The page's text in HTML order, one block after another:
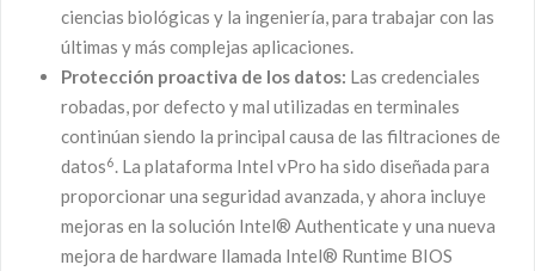
ciencias biológicas y la ingeniería, para trabajar con las
últimas y más complejas aplicaciones.
Protección proactiva de los datos: Las credenciales
robadas, por defecto y mal utilizadas en terminales
continúan siendo la principal causa de las filtraciones de
datos6. La plataforma Intel vPro ha sido diseñada para
proporcionar una seguridad avanzada, y ahora incluye
mejoras en la solución Intel® Authenticate y una nueva
mejora de hardware llamada Intel® Runtime BIOS